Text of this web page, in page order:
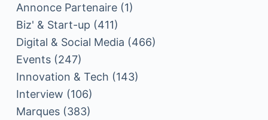
Annonce Partenaire(1)
Biz' & Start-up (411)
Digital & Social Media (466)
Events(247)
Innovation & Tech (143)
Interview (106)
Marques(383)